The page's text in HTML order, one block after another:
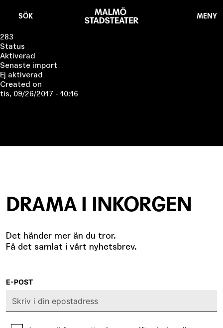
SÖK
Stadsteater
MENY
283
Status
Aktiverad
Senaste import
Ej aktiverad
Created on
tis, 09/26/2017 - 10:16
DRAMA I INKORGEN
Det händer mer än du tror.
Få det samlat i vårt nyhetsbrev.
E-POST